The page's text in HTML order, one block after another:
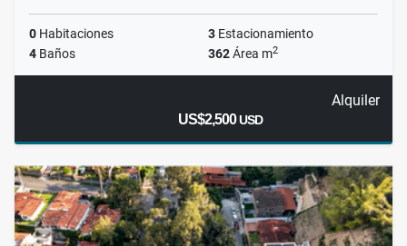
0 Habitaciones 3 Estacionamiento
4 Baños 362Área m2
Alquiler
US$2,500USD